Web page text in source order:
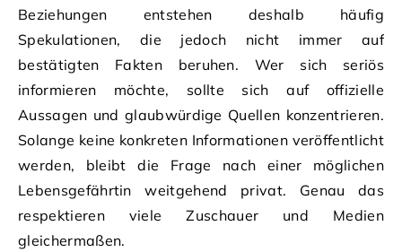
Beziehungen entstehen deshalb häufig
Spekulationen, die jedoch nicht immer auf
bestätigten Fakten beruhen. Wer sich seriös
informieren möchte, sollte sich auf offizielle
Aussagen und glaubwürdige Quellen konzentrieren.
Solange keine konkreten Informationen veröffentlicht
werden, bleibt die Frage nach einer möglichen
Lebensgefährtin weitgehend privat. Genau das
respektieren viele Zuschauer und Medien
gleichermaßen.